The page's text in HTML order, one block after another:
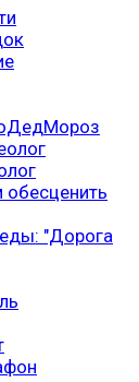
"Дорога